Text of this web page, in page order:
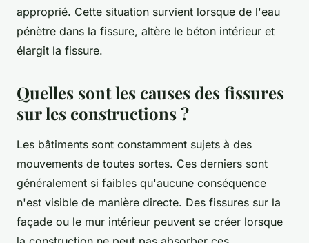
approprié. Cette situation survient lorsque de l'eau
pénètre dans la fissure, altère le béton intérieur et
élargit la fissure.
Quelles sont les causes des fissures
sur les constructions ?
Les bâtiments sont constamment sujets à des
mouvements de toutes sortes. Ces derniers sont
généralement si faibles qu'aucune conséquence
n'est visible de manière directe. Des fissures sur la
façade ou le mur intérieur peuvent se créer lorsque